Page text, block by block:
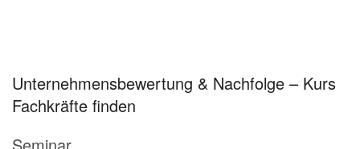
Unternehmensbewertung & Nachfolge – Kurs
Fachkräfte finden